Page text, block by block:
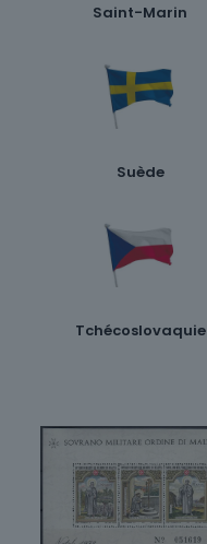
Saint-Marin
Suède
Tchécoslovaquie